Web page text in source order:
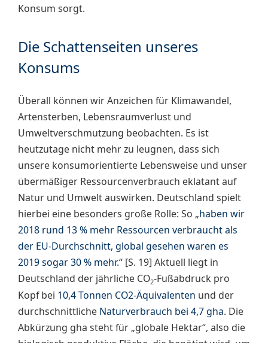
Konsum sorgt.
Die Schattenseiten unseres
Konsums
Überall können wir Anzeichen für Klimawandel,
Artensterben, Lebensraumverlust und
Umweltverschmutzung beobachten. Es ist
heutzutage nicht mehr zu leugnen, dass sich
unsere konsumorientierte Lebensweise und unser
übermäßiger Ressourcenverbrauch eklatant auf
Natur und Umwelt auswirken. Deutschland spielt
hierbei eine besonders große Rolle: So „haben wir
2018 rund 13 % mehr Ressourcen verbraucht als
der EU-Durchschnitt, global gesehen waren es
2019 sogar 30 % mehr.“ [S. 19] Aktuell liegt in
Deutschland der jährliche CO2-Fußabdruck pro
Kopf bei 10,4 Tonnen CO2-Äquivalenten und der
durchschnittliche Naturverbrauch bei 4,7 gha. Die
Abkürzung gha steht für „globale Hektar“, also die